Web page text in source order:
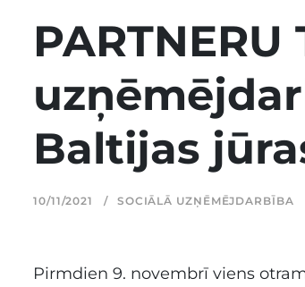
Baltijas
10/11/2021 SOCIĀLĀ UZŅĒMĒJDARBĪBA
Pirmdien 9. novembrī viens